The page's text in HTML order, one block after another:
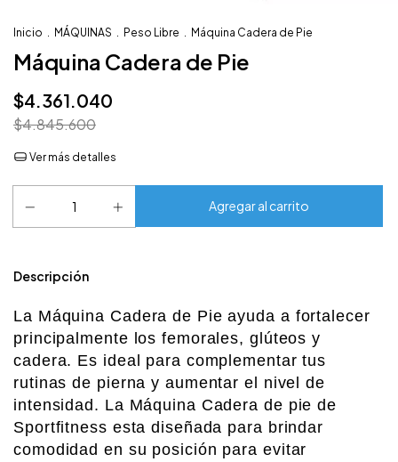
Inicio MÁQUINAS Peso Libre Máquina Cadera de Pie
Máquina Cadera de Pie
$4.361.040
$4.845.600
Ver más detalles
Descripción
La Máquina Cadera de Pie ayuda a fortalecer
principalmente los femorales, glúteos y
cadera. Es ideal para complementar tus
rutinas de pierna y aumentar el nivel de
intensidad. La Máquina Cadera de pie de
Sportfitness esta diseñada para brindar
comodidad en su posición para evitar